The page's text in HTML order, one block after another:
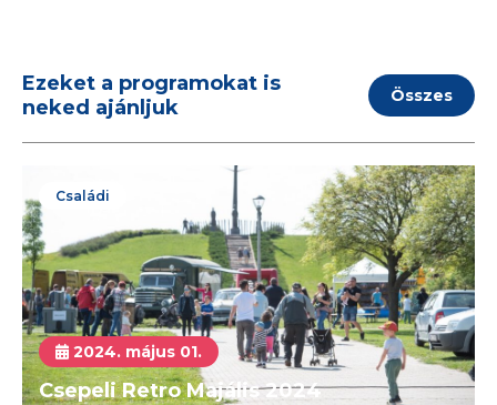
Ezeket a programokat is
neked ajánljuk
Összes
Családi
2024. május 01.
Csepeli Retro Majális 2024